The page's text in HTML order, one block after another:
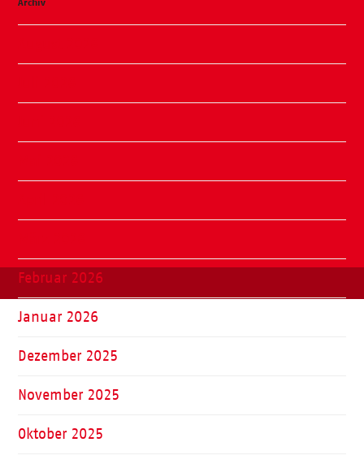
Archiv
Februar 2026
Januar 2026
Dezember 2025
November 2025
Oktober 2025